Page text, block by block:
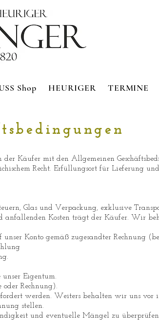
Shop HEURIGER TERMINE
Käufer mit den Allgemeinen
Recht. Erfüllungsort für Lieferung
Glas und Verpackung, exklusive
anfallenden Kosten trägt der Käufer. Wir
Konto gemäß zugesandter Rechnung
Eigentum.
oder Rechnung).
werden. Weiters behalten wir uns vor
stellen.
und eventuelle Mängel zu